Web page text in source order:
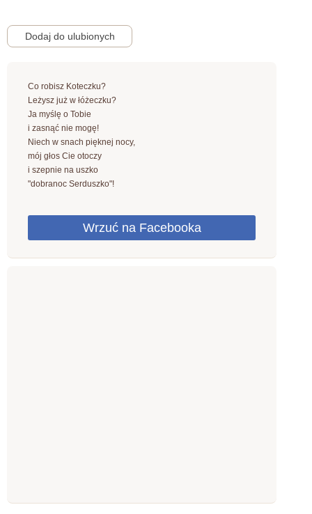
Co robisz Koteczku?
Leżysz już w łóżeczku?
Ja myślę o Tobie
i zasnąć nie mogę!
Niech w snach pięknej nocy,
mój głos Cie otoczy
i szepnie na uszko
"dobranoc Serduszko"!